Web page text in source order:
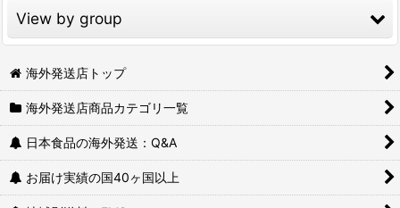
View by group
海外で喜ばれる！日本のご当地商品特集
海外向け定期配送プラン
韓国に送れる日本食品、日本のお菓子
ヨーロッパに送れる日本食品、日本のお菓子
海外発送店トップ
海外発送店商品カテゴリ一覧
日本食品の海外発送：Q&A
お届け実績の国40ヶ国以上